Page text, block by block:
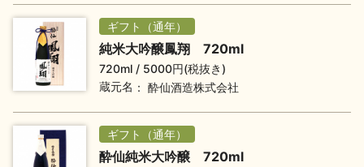
地酒川柳 地酒小説
ギフト（通年）
純米大吟醸鳳翔 720ml
720ml
5000円(税抜き)
蔵元名
酔仙酒造株式会社
ギフト（通年）
酔仙純米大吟醸 720ml